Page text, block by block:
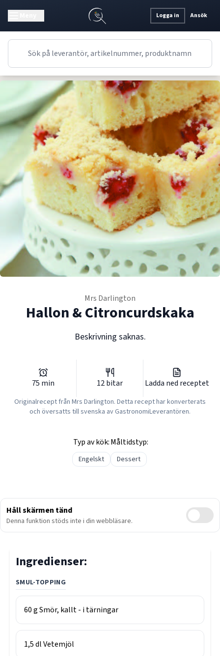
Logga in Ansök
Recept Dessert Engelskt Hallon & Citroncurdskaka
Mrs Darlington
Hallon & Citroncurdskaka
Beskrivning saknas.
75 min 12bitar Ladda ned receptet
Originalrecept från Mrs Darlington. Detta recept har konverterats
och översatts till svenska av GastronomiLeverantören.
Typ av kök:
Engelskt
Måltidstyp:
Dessert
Håll skärmen tänd
Denna funktion stöds inte i din webbläsare.
Ingredienser:
SMUL-TOPPING
60gSmör, kallt - i tärningar
1,5dlVetemjöl